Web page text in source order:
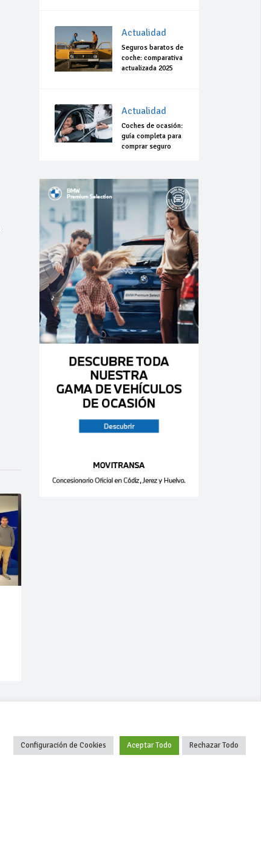
Actualidad
Seguros baratos de
coche: comparativa
actualizada 2025
Actualidad
Coches de ocasión:
guía completa para
comprar seguro
+34 627 35 00 36
Configuración de Cookies Aceptar Todo Rechazar Todo